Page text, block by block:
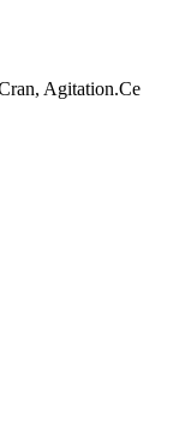
Agitation.Ce